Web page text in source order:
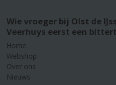
Wie vroeger bij Olst de
Veerhuys eerst een
Home
Webshop
Over ons
Nieuws